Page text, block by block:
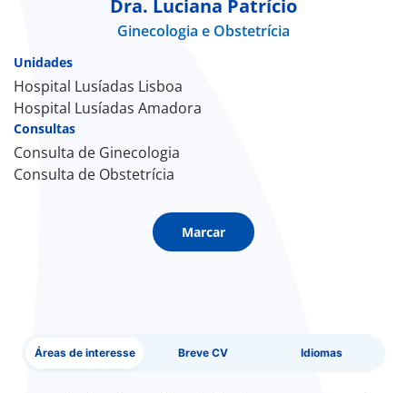
Sport
Dra. Luciana Patrício
Ginecologia e Obstetrícia
Unidades
Hospital Lusíadas Lisboa
Hospital Lusíadas Amadora
Consultas
Consulta de Ginecologia
Consulta de Obstetrícia
Marcar
Áreas de interesse Breve CV Idiomas